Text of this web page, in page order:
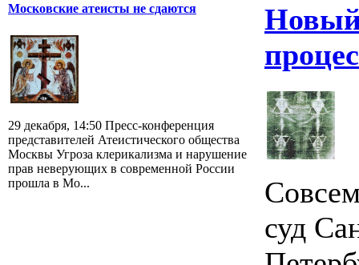
Московские атеисты не сдаются
29 декабря, 14:50 Пресс-конференция
представителей Атеистического общества
Москвы Угроза клерикализма и нарушение
прав неверующих в современной России
прошла в Мо...
Новый
суд